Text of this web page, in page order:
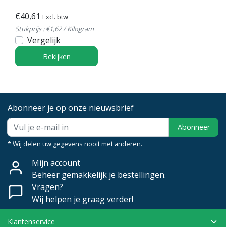
€40,61 Excl. btw
Stukprijs : €1,62 / Kilogram
Vergelijk
Bekijken
Abonneer je op onze nieuwsbrief
Abonneer
* Wij delen uw gegevens nooit met anderen.
Mijn account
Beheer gemakkelijk je bestellingen.
Vragen?
Wij helpen je graag verder!
Klantenservice